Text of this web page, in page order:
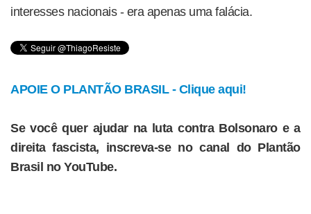
interesses nacionais - era apenas uma falácia.
APOIE O PLANTÃO BRASIL - Clique aqui!
Se você quer ajudar na luta contra Bolsonaro e a
direita fascista, inscreva-se no canal do Plantão
Brasil no YouTube.